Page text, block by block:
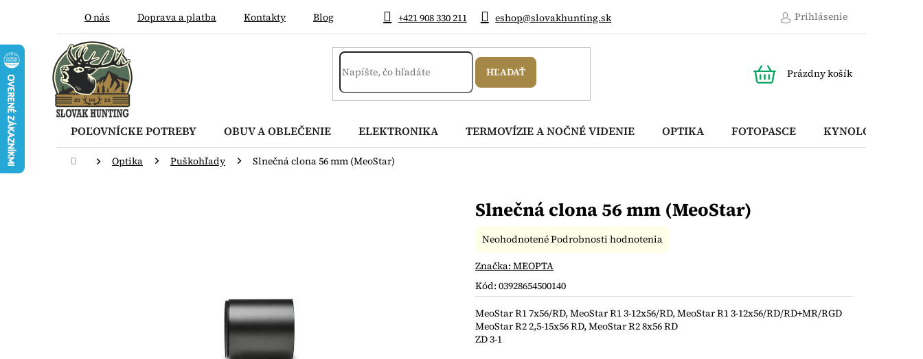
+421 908 330 211 eshop@slovakhunting.sk
O nás Doprava a platba Kontakty Blog Prihlásenie
HĽADAŤ
KOŠÍK
Prázdny košík
POĽOVNÍCKE POTREBY OBUV A OBLEČENIE ELEKTRONIKA TERMOVÍZIE A NOČNÉ VIDENIE OPTIKA FOTOPASCE KYNOLOGICKÉ
DomovOptika Puškohľady Slnečná clona 56 mm (MeoStar)
Slnečná clona 56 mm (MeoStar)
Kód: 03928654500140
MeoStar R1 7x56/RD, MeoStar R1 3-12x56/RD, MeoStar R1 3-12x56/RD/RD+MR/RGD
MeoStar R2 2,5-15x56 RD, MeoStar R2 8x56 RD
ZD 3-1
Priemerné
produktu
0,0
5
hviezdičiek.
NeohodnotenéPodrobnosti hodnotenia
Značka: MEOPTA